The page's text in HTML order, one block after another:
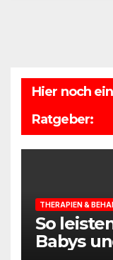
Hier noch
Ratgeber:
THERAPIEN &
So
Babys